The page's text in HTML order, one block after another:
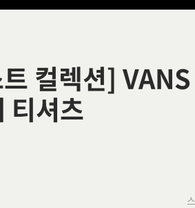
컬렉션]
티셔츠